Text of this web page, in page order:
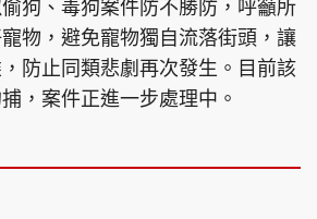
狗、毒狗案件防不勝防，呼籲所
物，避免寵物獨自流落街頭，讓
防止同類悲劇再次發生。目前該
，案件正進一步處理中。